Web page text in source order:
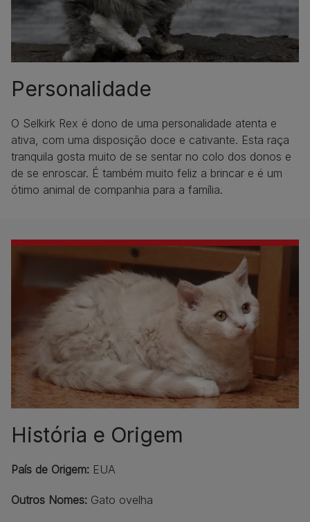
Personalidade
O Selkirk Rex é dono de uma personalidade atenta e
ativa, com uma disposição doce e cativante. Esta raça
tranquila gosta muito de se sentar no colo dos donos e
de se enroscar. É também muito feliz a brincar e é um
ótimo animal de companhia para a família.
História e Origem
País de Origem: EUA
Outros Nomes: Gato ovelha